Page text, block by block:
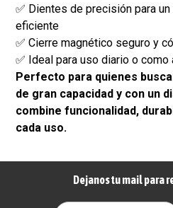
✅ Dientes de precisión para
eficiente
✅ Cierre magnético seguro y
✅ Ideal para uso diario o
Perfecto para quienes
de gran capacidad y con un
combine funcionalidad,
cada uso.
Dejanos tu mail para